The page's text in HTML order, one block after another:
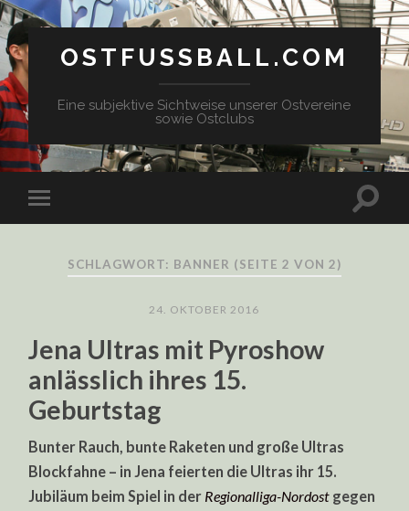
OSTFUSSBALL.COM
Eine subjektive Sichtweise unserer Ostvereine
sowie Ostclubs
SCHLAGWORT: BANNER (SEITE 2 VON 2)
24. OKTOBER 2016
Jena Ultras mit Pyroshow
anlässlich ihres 15.
Geburtstag
Bunter Rauch, bunte Raketen und große Ultras
Blockfahne – in Jena feierten die Ultras ihr 15.
Jubiläum beim Spiel in der Regionalliga-Nordost gegen